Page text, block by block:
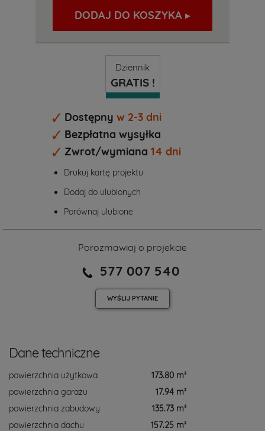
DODAJ DO KOSZYKA ▸
Dziennik
GRATIS !
Dostępny w 2-3 dni
Bezpłatna wysyłka
Zwrot/wymiana 14 dni
Drukuj kartę projektu
Dodaj do ulubionych
Porównaj ulubione
Porozmawiaj o projekcie
577 007 540
WYŚLIJ PYTANIE
Dane techniczne
powierzchnia użytkowa
173.80 m²
powierzchnia garażu
17.94 m²
powierzchnia zabudowy
135.73 m²
powierzchnia dachu
157.25 m²